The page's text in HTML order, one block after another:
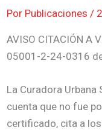
Por Publicaciones /
AVISO CITACIÓN A
05001-2-24-0316
La Curadora Urbana
cuenta que no fue
certificado, cita a